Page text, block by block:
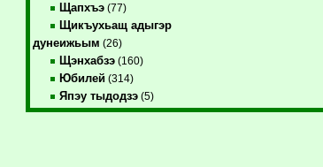
Щапхъэ(77)
Щикъухьащ адыгэр
дунеижьым (26)
Щэнхабзэ(160)
Юбилей(314)
Япэу тыдодзэ(5)